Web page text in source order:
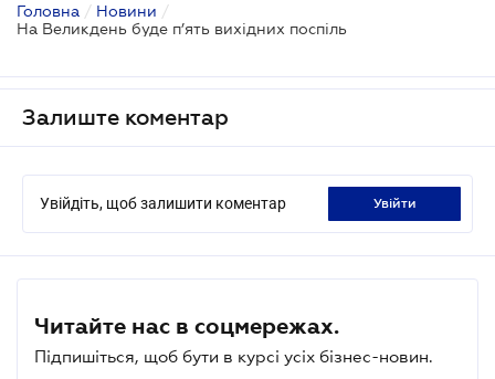
Головна / Новини /
На Великдень буде п’ять вихідних поспіль
Залиште коментар
Увійдіть, щоб залишити коментар увійти
Читайте нас в соцмережах.
Підпишіться, щоб бути в курсі усіх бізнес-новин.